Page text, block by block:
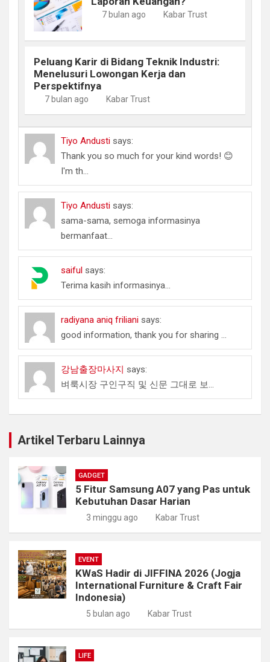
7 bulan ago Kabar Trust
Peluang Karir di Bidang Teknik Industri:
Menelusuri Lowongan Kerja dan
Perspektifnya
7 bulan ago Kabar Trust
Tiyo Andusti says:
Thank you so much for your kind words! 😊
I'm th...
Tiyo Andusti says:
sama-sama, semoga informasinya
bermanfaat...
saiful says:
Terima kasih informasinya...
radiyana aniq friliani says:
good information, thank you for sharing ...
강남출장마사지 says:
벼룩시장 구인구직 및 신문 그대로 보...
Artikel Terbaru Lainnya
GADGET
5 Fitur Samsung A07 yang Pas untuk
Kebutuhan Dasar Harian
3 minggu ago Kabar Trust
EVENT
KWaS Hadir di JIFFINA 2026 (Jogja
International Furniture & Craft Fair
Indonesia)
5 bulan ago Kabar Trust
LIFE